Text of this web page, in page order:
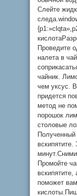
Слейте
Проведите
налета в
чайник.
чем уксус.
придется
метод не
порошок
столовые
Полученный
вскипятите.
Промойте
поможет